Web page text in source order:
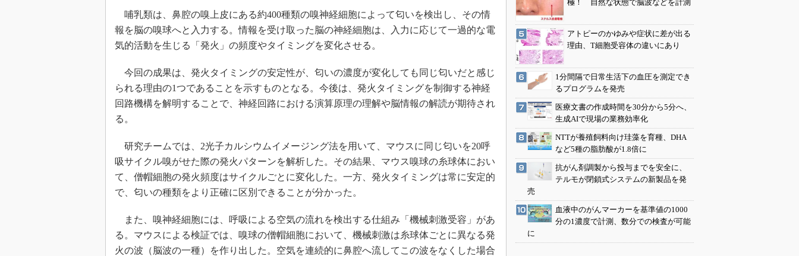
インダストリー4.0
イノベーション
メイドインジャパン
植物工場
グローバル設計・開発
制御セキュリティ
哺乳類は、鼻腔の嗅上皮にある約400種類の嗅神経細胞によって匂いを検出し、その情
報を脳の嗅球へと入力する。情報を受け取った脳の神経細胞は、入力に応じて一過的な電
気的活動を生じる「発火」の頻度やタイミングを変化させる。
今回の成果は、発火タイミングの安定性が、匂いの濃度が変化しても同じ匂いだと感じ
られる理由の1つであることを示すものとなる。今後は、発火タイミングを制御する神経
回路機構を解明することで、神経回路における演算原理の理解や脳情報の解読が期待され
る。
研究チームでは、2光子カルシウムイメージング法を用いて、マウスに同じ匂いを20呼
吸サイクル嗅がせた際の発火パターンを解析した。その結果、マウス嗅球の糸球体におい
て、僧帽細胞の発火頻度はサイクルごとに変化した。一方、発火タイミングは常に安定的
で、匂いの種類をより正確に区別できることが分かった。
また、嗅神経細胞には、呼吸による空気の流れを検出する仕組み「機械刺激受容」があ
る。マウスによる検証では、嗅球の僧帽細胞において、機械刺激は糸球体ごとに異なる発
火の波（脳波の一種）を作り出した。空気を連続的に鼻腔へ流してこの波をなくした場合
極！ 自然な状態で脳波などを計測
アトピーのかゆみや症状に差が出る
理由、T細胞受容体の違いにあり
1分間隔で日常生活下の血圧を測定でき
るプログラムを発売
医療文書の作成時間を30分から5分へ、
生成AIで現場の業務効率化
NTTが養殖飼料向け珪藻を育種、DHA
など5種の脂肪酸が1.8倍に
抗がん剤調製から投与までを安全に、
テルモが閉鎖式システムの新製品を発
売
血液中のがんマーカーを基準値の1000
分の1濃度で計測、数分での検査が可能
に